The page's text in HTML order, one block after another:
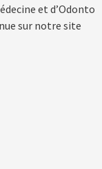
et d’Odonto
sur notre site